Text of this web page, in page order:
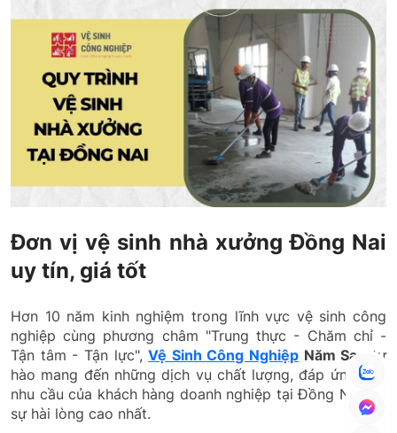
Đơn vị vệ sinh nhà xưởng Đồng Nai
uy tín, giá tốt
Hơn 10 năm kinh nghiệm trong lĩnh vực vệ sinh công
nghiệp cùng phương châm "Trung thực - Chăm chỉ -
Tận tâm - Tận lực",Vệ Sinh Công Nghiệp Năm Sao
tự
hào mang đến những dịch vụ chất lượng, đáp ứng mọi
nhu cầu của khách hàng doanh nghiệp tại Đồng Nai với
sự hài lòng cao nhất.